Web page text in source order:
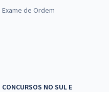
Exame de Ordem
CONCURSOS NO SUL E